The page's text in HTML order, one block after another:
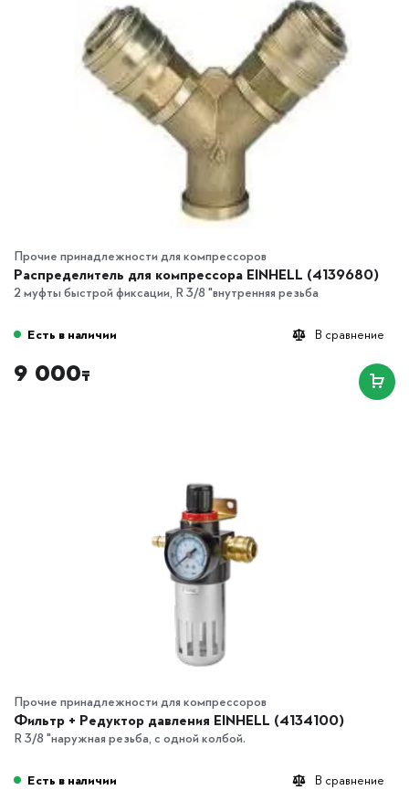
Прочие принадлежности для компрессоров
Распределитель для компрессора EINHELL (4139680)
2 муфты быстрой фиксации, R 3/8 "внутренняя резьба
В сравнение
Есть в наличии
9 000₸
Прочие принадлежности для компрессоров
Фильтр + Редуктор давления EINHELL (4134100)
R 3/8 "наружная резьба, с одной колбой.
В сравнение
Есть в наличии